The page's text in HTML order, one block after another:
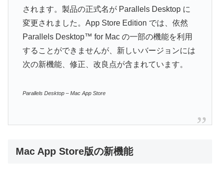
されます。製品の正式名が Parallels Desktop に
変更されました。App Store Edition では、依然
Parallels Desktop™ for Mac の一部の機能を利用
することができませんが、新しいバージョンには
次の新機能、修正、改良点が含まれています。
Parallels Desktop – Mac App Store
Mac App Store版の新機能